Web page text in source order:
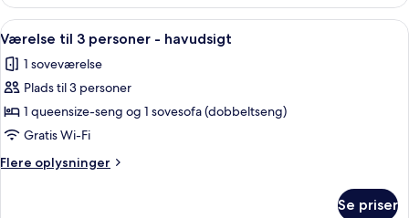
adultos
+
niño)
personer
havudsigt
(2
+
Indlæs
alle
billeder
af
Værelse
til
3
personer
Pengeskab på værelset, skrivebord,
5
Værelse til 3 personer - havudsigt
1 soveværelse
Plads til 3 personer
1 queensize-seng og 1 sovesofa (dobbeltseng)
Gratis Wi-Fi
Flere oplysninger
Flere
Se priser